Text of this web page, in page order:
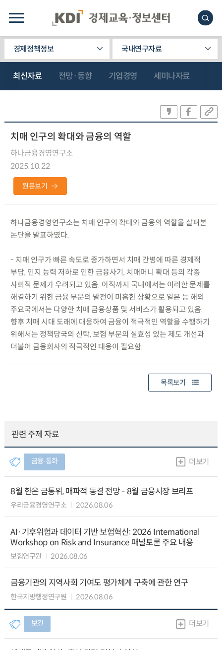
경제정책정보 국내연구자료
최신자료 전망·동향 기업경영 세미나자료
치매 인구의 확대와 금융의 역할
하나금융경영연구소
2025.10.22
원문보기
하나금융경영연구소는 치매 인구의 확대와 금융의 역할을 살펴본
논단을 발표하였다.
- 치매 인구가 빠른 속도로 증가하면서 치매 간병에 따른 경제적
부담, 인지 능력 저하로 인한 금융사기, 치매머니 확대 등의 각종
사회적 문제가 우려되고 있음. 아직까지 국내에서는 이러한 문제를
해결하기 위한 금융 부문의 발전이 미흡한 상황으로 일본 등 해외
주요국에서는 다양한 치매 금융상품 및 서비스가 활용되고 있음.
향후 치매 시대 도래에 대응하여 금융이 적극적인 역할을 수행하기
위해서는 정책당국의 신탁, 보험 부문의 실효성 있는 제도 개선과
더불어 금융회사의 적극적인 대응이 필요함.
목록보기
관련 주제 자료
금융∙통화 더보기
8월 한은 금통위, 매파적 동결 전망 - 8월 금융시장 브리프
우리금융경영연구소 2026.08.06
AI·기후위험과 데이터 기반 보험혁신: 2026 International
Workshop on Risk and Insurance 패널토론 주요 내용
보험연구원 2026.08.06
금융기관의 지역사회 기여도 평가체계 구축에 관한 연구
한국지방행정연구원 2026.08.06
보건 더보기